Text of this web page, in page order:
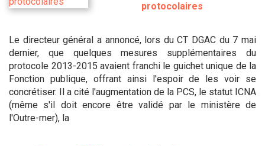
protocolaires
Le directeur général a annoncé, lors du CT DGAC du 7 mai
dernier, que quelques mesures supplémentaires du
protocole 2013-2015 avaient franchi le guichet unique de la
Fonction publique, offrant ainsi l'espoir de les voir se
concrétiser. Il a cité l'augmentation de la PCS, le statut ICNA
(même s'il doit encore être validé par le ministère de
l'Outre-mer), la